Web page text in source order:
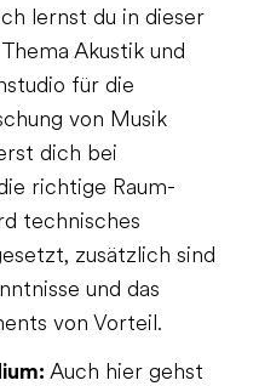
lernst du in dieser
Akustik und
für die
von Musik
dich bei
richtige Raum-
technisches
zusätzlich sind
und das
von Vorteil.
Auch hier gehst